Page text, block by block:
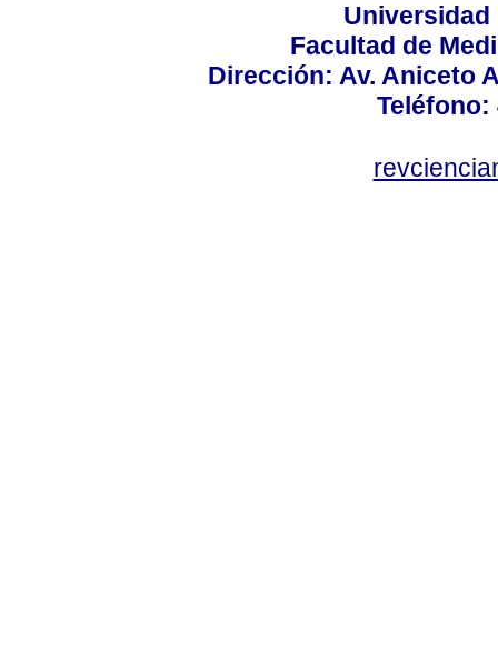
Universidad
Facultad de
Dirección: Av. Aniceto
Teléfono: